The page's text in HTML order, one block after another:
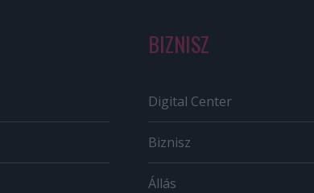
BIZNISZ
Digital Center
Biznisz
Állás